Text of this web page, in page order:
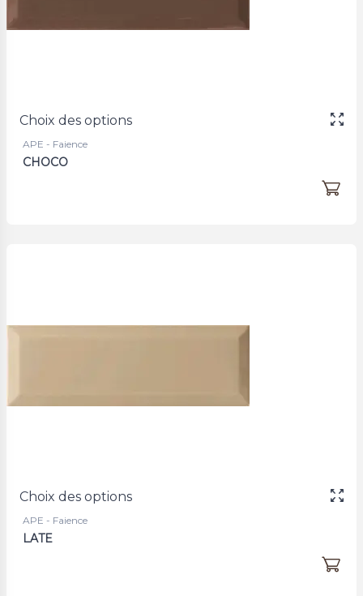
Choix des options
APE - Faience
CHOCO
Choix des options
APE - Faience
LATE